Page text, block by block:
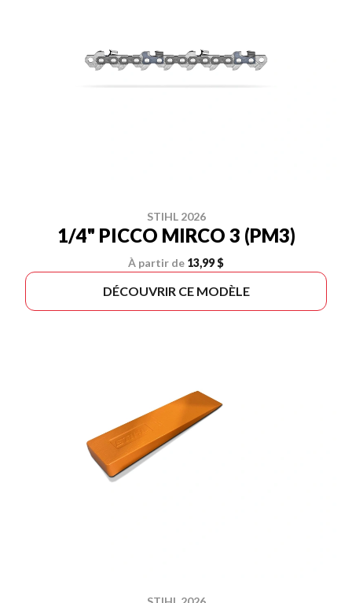
STIHL 2026
1/4" PICCO MIRCO 3 (PM3)
À partir de 13,99 $
DÉCOUVRIR CE MODÈLE